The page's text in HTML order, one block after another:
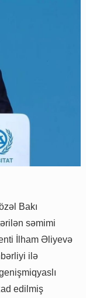
Bakı
səmimi
İlham Əliyevə
ilə
edilmiş